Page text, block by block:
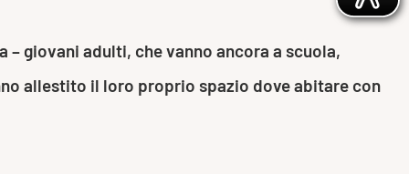
giovani adulti, che vanno ancora a scuola,
allestito il loro proprio spazio dove abitare con